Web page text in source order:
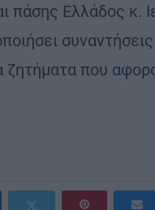
πάσης Ελλάδος κ.
ζητήματα που